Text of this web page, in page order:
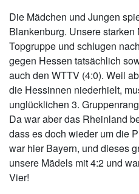
Die Mädchen und Jungen
Blankenburg. Unsere
Topgruppe und schlugen
gegen Hessen tatsächlich
auch den WTTV (4:0). Weil
die Hessinnen niederhielt,
unglücklichen 3.
Da war aber das Rheinland
dass es doch wieder um die
war hier Bayern, und dieses
unsere Mädels mit 4:2 und
Vier!